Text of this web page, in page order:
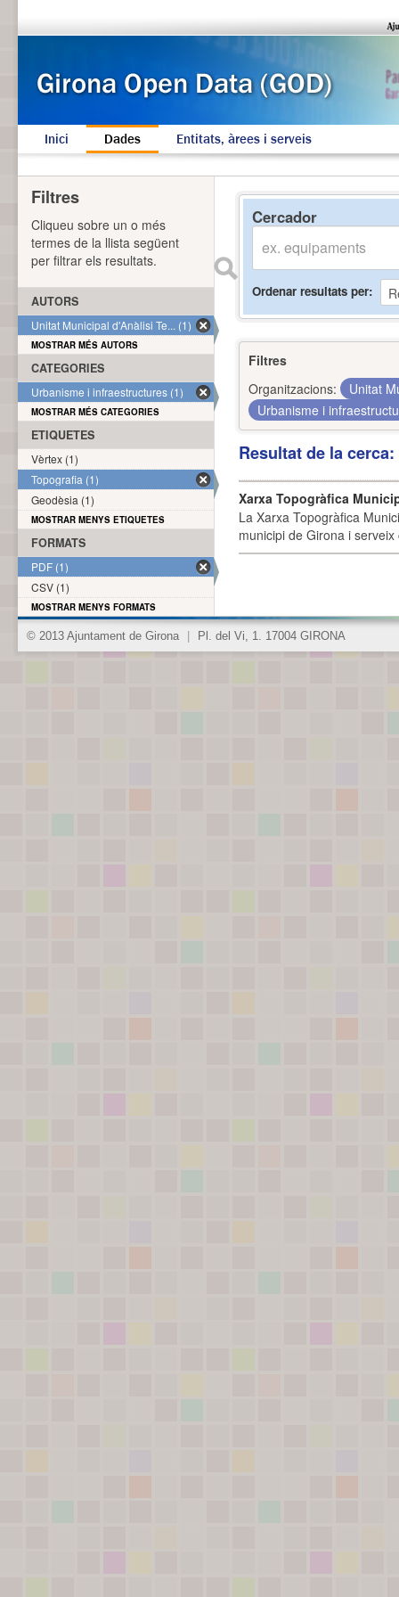
Inici Dades Entitats, àrees i serveis
Cercador
Ordenar resultats per
Filtres
Organitzacions:
Unitat
Urbanisme i
Resultat de la
Xarxa Topogràfica
La Xarxa Topogràfica
municipi de Girona i
Filtres
Cliqueu sobre un o més
termes de la llista següent
per filtrar els resultats.
AUTORS
Unitat Municipal d'Anàlisi Te... (1)
MOSTRAR MÉS AUTORS
CATEGORIES
Urbanisme i infraestructures (1)
MOSTRAR MÉS CATEGORIES
ETIQUETES
Vèrtex (1)
Topografia (1)
Geodèsia (1)
MOSTRAR MENYS ETIQUETES
FORMATS
PDF (1)
CSV (1)
MOSTRAR MENYS FORMATS
© 2013 Ajuntament de Girona Pl. del Vi, 1. 17004 GIRONA